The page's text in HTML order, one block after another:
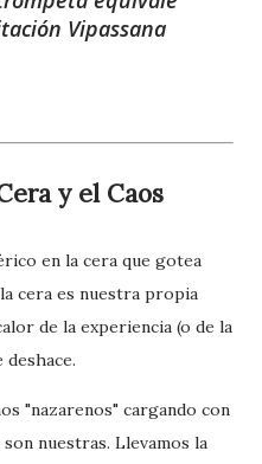
Vipassana
y el Caos
en la cera que gotea
cera es nuestra propia
de la experiencia (o de la
"nazarenos" cargando con
nuestras. Llevamos la